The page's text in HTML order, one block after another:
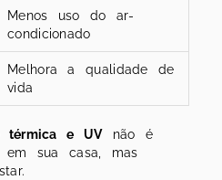
Menos uso do ar-
condicionado
Melhora a qualidade de
vida
térmica e UVnão é
em sua casa, mas